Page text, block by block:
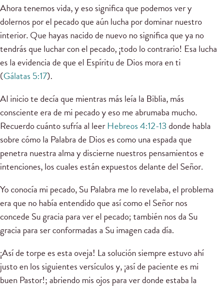
Ahora tenemos vida, y eso significa que podemos ver y
dolernos por el pecado que aún lucha por dominar nuestro
interior. Que hayas nacido de nuevo no significa que ya no
tendrás que luchar con el pecado, ¡todo lo contrario! Esa lucha
es la evidencia de que el Espíritu de Dios mora en ti
(Gálatas 5:17).
Al inicio te decía que mientras más leía la Biblia, más
consciente era de mi pecado y eso me abrumaba mucho.
Recuerdo cuánto sufría al leer Hebreos 4:12-13donde habla
sobre cómo la Palabra de Dios es como una espada que
penetra nuestra alma y discierne nuestros pensamientos e
intenciones, los cuales están expuestos delante del Señor.
Yo conocía mi pecado, Su Palabra me lo revelaba, el problema
era que no había entendido que así como el Señor nos
concede Su gracia para ver el pecado; también nos da Su
gracia para ser conformadas a Su imagen cada día.
¡Así de torpe es esta oveja! La solución siempre estuvo ahí
justo en los siguientes versículos y, ¡así de paciente es mi
buen Pastor!; abriendo mis ojos para ver donde estaba la